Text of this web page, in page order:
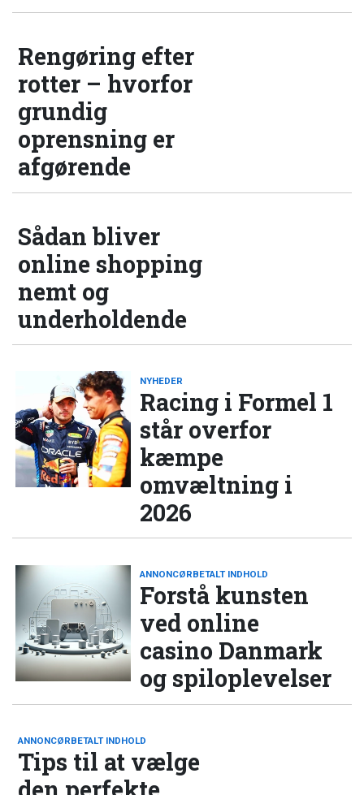
Rengøring efter
rotter – hvorfor
grundig
oprensning er
afgørende
Sådan bliver
online shopping
nemt og
underholdende
NYHEDER
Racing i Formel 1
står overfor
kæmpe
omvæltning i
2026
ANNONCØRBETALT INDHOLD
Forstå kunsten
ved online
casino Danmark
og spiloplevelser
ANNONCØRBETALT INDHOLD
Tips til at vælge